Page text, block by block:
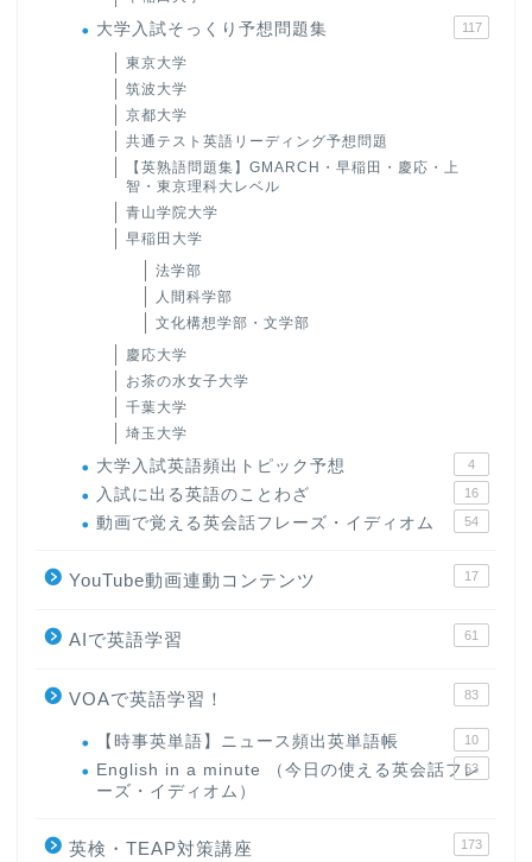
大学入試そっくり予想問題集 117
東京大学
筑波大学
京都大学
共通テスト英語リーディング予想問題
【英熟語問題集】GMARCH・早稲田・慶応・上
智・東京理科大レベル
青山学院大学
早稲田大学
法学部
人間科学部
文化構想学部・文学部
慶応大学
お茶の水女子大学
千葉大学
埼玉大学
大学入試英語頻出トピック予想 4
入試に出る英語のことわざ 16
動画で覚える英会話フレーズ・イディオム 54
YouTube動画連動コンテンツ 17
AIで英語学習 61
VOAで英語学習！ 83
【時事英単語】ニュース頻出英単語帳 10
English in a minute （今日の使える英会話フレ
ーズ・イディオム）
63
英検・TEAP対策講座 173